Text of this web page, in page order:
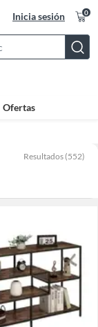
Inicia sesión 0
Bar
Ofertas
Resultados (552)